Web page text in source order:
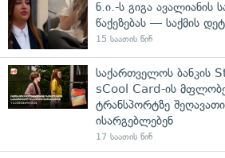
ნ.ი.-ს გიგა ავალიანის
წაქეზებას — საქმის
15 საათის წინ
საქართველოს ბანკის
sCool Card-ის
ტრანსპორტზე
ისარგებლებენ
17 საათის წინ